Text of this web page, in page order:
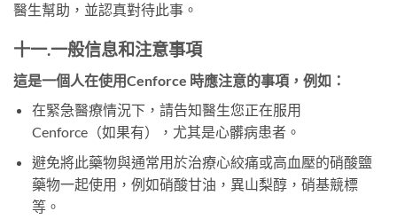
醫生幫助，並認真對待此事。
十一.一般信息和注意事項
這是一個人在使用Cenforce 時應注意的事項，例如：
在緊急醫療情況下，請告知醫生您正在服用
Cenforce（如果有），尤其是心髒病患者。
避免將此藥物與通常用於治療心絞痛或高血壓的硝酸鹽
藥物一起使用，例如硝酸甘油，異山梨醇，硝基競標
等。